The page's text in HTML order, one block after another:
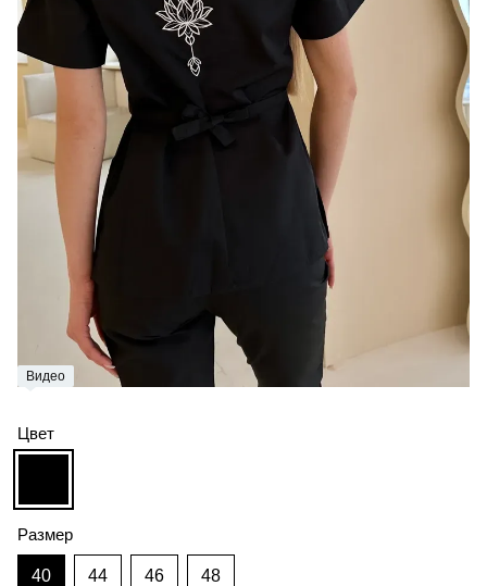
Видео
Цвет
Размер
40 44 46 48